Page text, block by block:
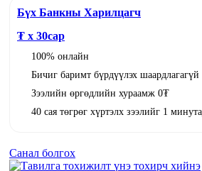
Бүх Банкны Харилцагч
₮ x 30сар
100% онлайн
Бичиг баримт бүрдүүлэх шаардлагагүй
Зээлийн өргөдлийн хураамж 0₮
40 сая төгрөг хүртэлх зээлийг 1
Санал болгох